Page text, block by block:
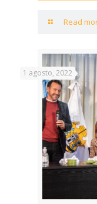
Read
1 agosto, 2022